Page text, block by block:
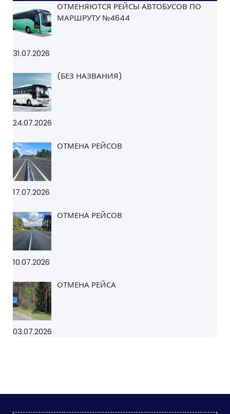
ОТМЕНЯЮТСЯ РЕЙСЫ АВТОБУСОВ ПО
МАРШРУТУ №4644
31.07.2026
(БЕЗ НАЗВАНИЯ)
24.07.2026
ОТМЕНА РЕЙСОВ
17.07.2026
ОТМЕНА РЕЙСОВ
10.07.2026
ОТМЕНА РЕЙСА
03.07.2026